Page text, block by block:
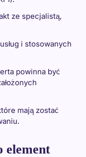
ze specjalistą,
i stosowanych
powinna być
mają zostać
element